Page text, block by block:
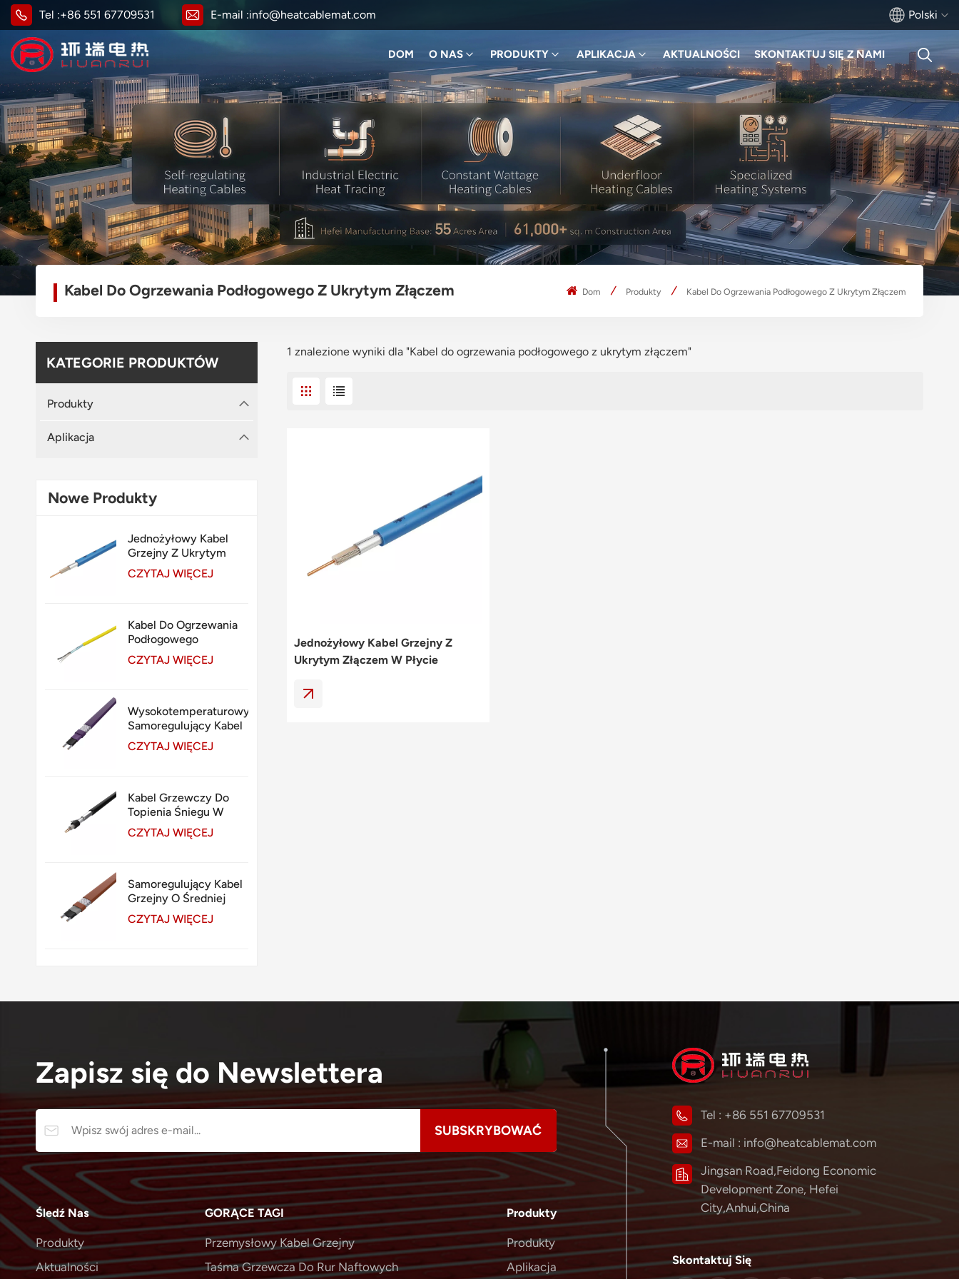
Tel :+86 551 67709531 E-mail :info@heatcablemat.com Polski
English
français
Deutsch
русский
italiano
español
DOM O NAS PRODUKTY APLIKACJA AKTUALNOŚCI SKONTAKTUJ SIĘ Z NAMI
Kabel Do Ogrzewania Podłogowego Z Ukrytym Złączem Dom Produkty Kabel Do Ogrzewania Podłogowego Z Ukrytym Złączem
KATEGORIE PRODUKTÓW
Produkty
Aplikacja
Nowe Produkty
Jednożyłowy Kabel
Grzejny Z Ukrytym
Złączem W Płycie
CZYTAJ WIĘCEJ
Kabel Do Ogrzewania
Podłogowego
Ogrzewanie Pod
Płytkami
CZYTAJ WIĘCEJ
Wysokotemperaturowy
Samoregulujący Kabel
Grzejny 260℃
CZYTAJ WIĘCEJ
Kabel Grzewczy Do
Topienia Śniegu W
Betonie I Asfalcie
CZYTAJ WIĘCEJ
Samoregulujący Kabel
Grzejny O Średniej
Temperaturze 135℃
CZYTAJ WIĘCEJ
1 znalezione wyniki dla "Kabel do ogrzewania podłogowego z ukrytym złączem"
Jednożyłowy Kabel Grzejny Z
Ukrytym Złączem W Płycie
Zapisz się do Newslettera
Śledź Nas
Produkty
Aktualności
GORĄCE TAGI
Przemysłowy Kabel Grzejny
Taśma Grzewcza Do Rur Naftowych
Produkty
Produkty
Aplikacja
Tel : +86 551 67709531
E-mail : info@heatcablemat.com
Jingsan Road,Feidong Economic
Development Zone, Hefei
City,Anhui,China
Skontaktuj Się